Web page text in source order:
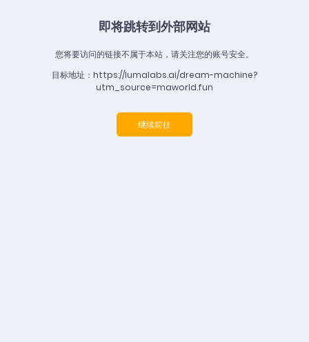
即将跳转到外部网站
您将要访问的链接不属于本站，请关注您的账号安全。
目标地址：https://lumalabs.ai/dream-machine?
utm_source=maworld.fun
继续前往